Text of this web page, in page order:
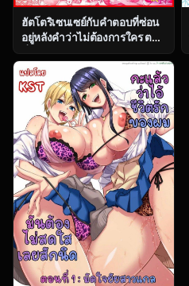
ฮัตโตริเซนเซย์กับคำตอบที่ซ่อน
อยู่หลังคำว่าไม่ต้องการใคร ตอน
ที่ 1 [Koutetsu Shabon Dama
(Tamabon)] Kanojo wa Iranai
Hattori Sensei ~Koi wa
Mendou Nante Itte Honto wa
Ai ga Omo Sugiru~